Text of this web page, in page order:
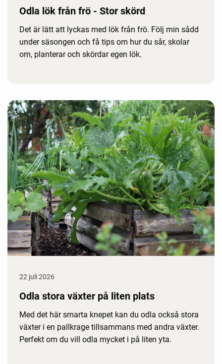
Odla lök från frö - Stor skörd
Det är lätt att lyckas med lök från frö. Följ min sådd
under säsongen och få tips om hur du sår, skolar
om, planterar och skördar egen lök.
22 juli 2026
Odla stora växter på liten plats
Med det här smarta knepet kan du odla också stora
växter i en pallkrage tillsammans med andra växter.
Perfekt om du vill odla mycket i på liten yta.